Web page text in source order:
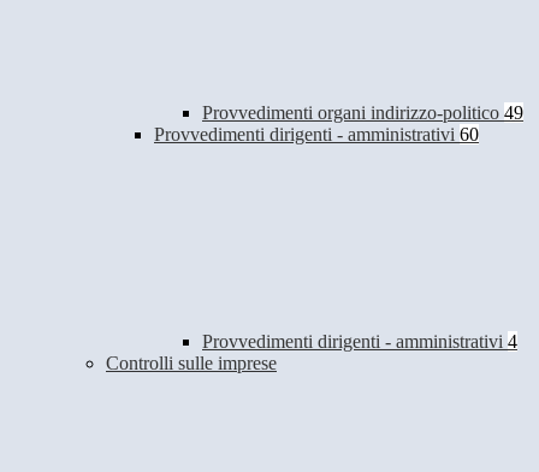
Provvedimenti organi indirizzo-politico 49
Provvedimenti dirigenti - amministrativi 60
Provvedimenti dirigenti - amministrativi 4
Controlli sulle imprese